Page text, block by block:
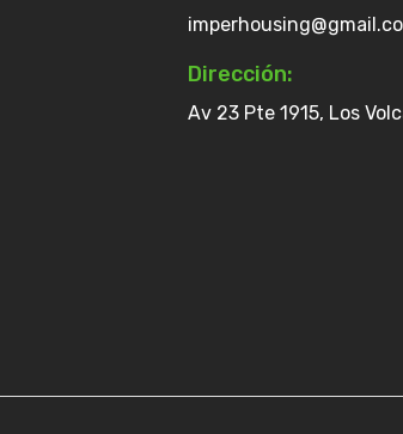
Dirección:
Av 23 Pte 1915, Los